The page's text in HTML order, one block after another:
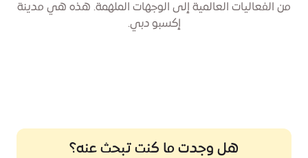
من الفعاليات العالمية إلى الوجهات الملهمة. هذه هي مدينة
إكسبو دبي.
هل وجدت ما كنت تبحث عنه؟